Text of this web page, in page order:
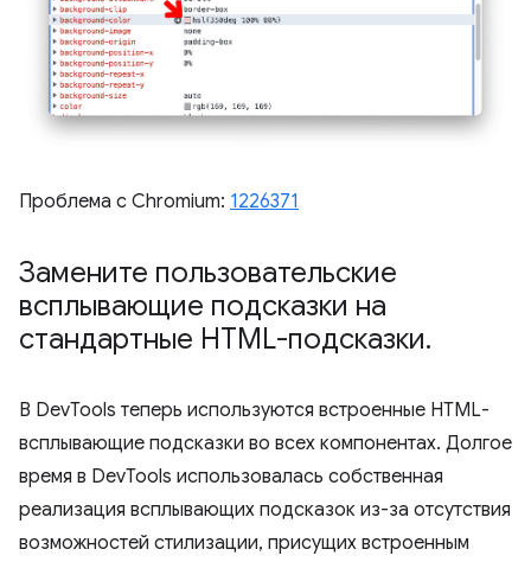
Проблема с Chromium: 1226371
Замените пользовательские
всплывающие подсказки на
стандартные HTML-подсказки.
В DevTools теперь используются встроенные HTML-
всплывающие подсказки во всех компонентах. Долгое
время в DevTools использовалась собственная
реализация всплывающих подсказок из-за отсутствия
возможностей стилизации, присущих встроенным